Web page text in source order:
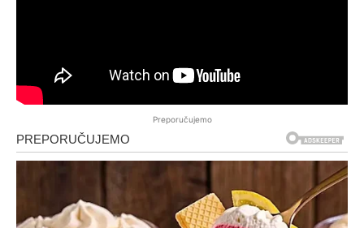
Preporučujemo